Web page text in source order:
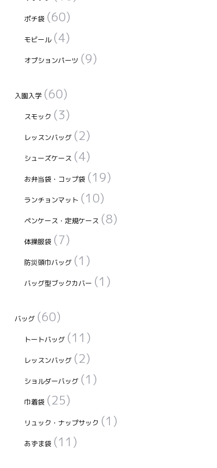
ポチ袋 (60)
モビール (4)
オプションパーツ (9)
入園入学 (60)
スモック (3)
レッスンバッグ (2)
シューズケース (4)
お弁当袋・コップ袋 (19)
ランチョンマット (10)
ペンケース・定規ケース (8)
体操服袋 (7)
防災頭巾バッグ (1)
バッグ型ブックカバー (1)
バッグ (60)
トートバッグ (11)
レッスンバッグ (2)
ショルダーバッグ (1)
巾着袋 (25)
リュック・ナップサック (1)
あずま袋 (11)